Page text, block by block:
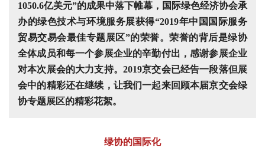
1050.6亿美元”的成果中落下帷幕，国际绿色经济协会承
办的绿色技术与环境服务展获得“2019年中国国际服务
贸易交易会最佳专题展区”的荣誉。荣誉的背后是绿协
全体成员和每一个参展企业的辛勤付出，感谢参展企业
对本次展会的大力支持。2019京交会已经告一段落但展
会中的精彩还在继续，让我们一起来回顾本届京交会绿
协专题展区的精彩花絮。
绿协的国际化